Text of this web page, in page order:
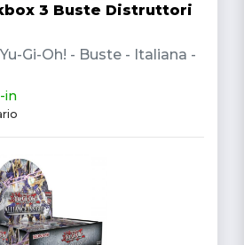
3 Buste Distruttori
Gi-Oh! - Buste - Italiana -
in